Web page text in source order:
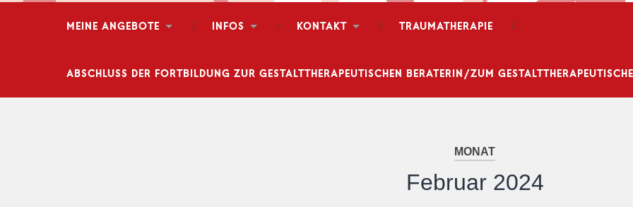
MEINE ANGEBOTE INFOS KONTAKT TRAUMATHERAPIE
ABSCHLUSS DER FORTBILDUNG ZUR GESTALTTHERAPEUTISCHEN BERATERIN/ZUM
MONAT
Februar 2024